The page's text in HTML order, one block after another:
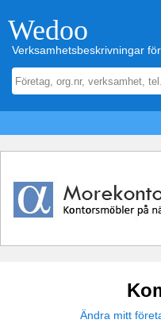
Wedoo
Verksamhetsbeskrivningar
Ändra mitt